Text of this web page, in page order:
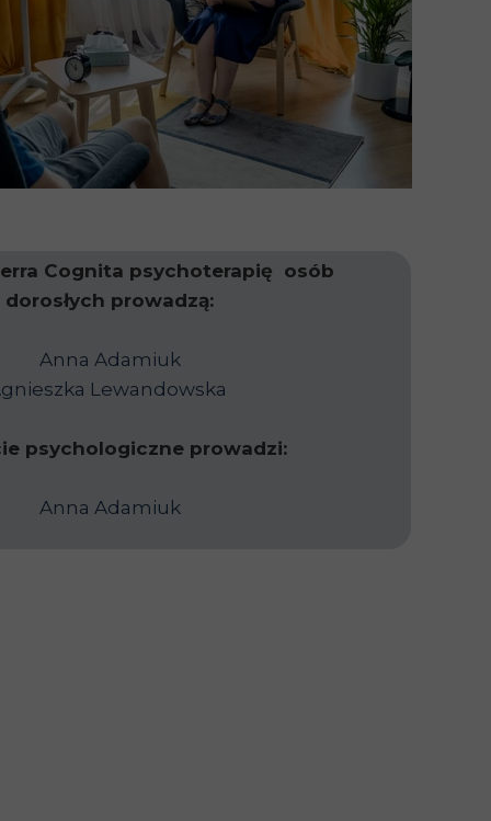
Cognita psychoterapię osób
dorosłych prowadzą:
Anna Adamiuk
Lewandowska
psychologiczne prowadzi:
Anna Adamiuk